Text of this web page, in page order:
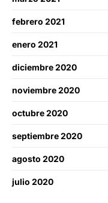
febrero 2021
enero 2021
diciembre 2020
noviembre 2020
octubre 2020
septiembre 2020
agosto 2020
julio 2020